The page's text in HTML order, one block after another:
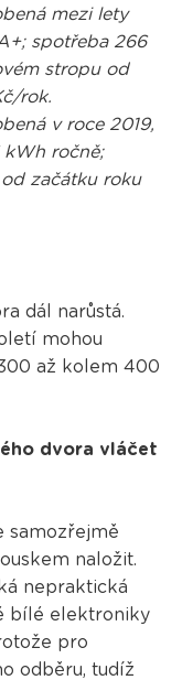
mezi lety
spotřeba 266
stropu od
rok.
v roce 2019,
kWh ročně;
začátku roku
dál narůstá.
mohou
až kolem 400
dvora vláčet
samozřejmě
naložit.
nepraktická
bílé elektroniky
pro
odběru, tudíž